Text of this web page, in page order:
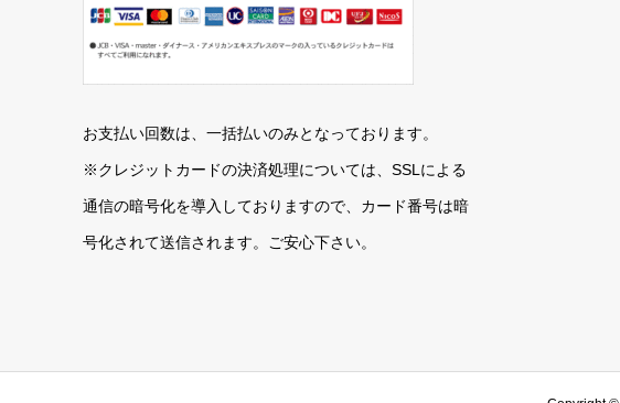
お支払い回数は、一括払いのみとなっております。
※クレジットカードの決済処理については、SSLによる
通信の暗号化を導入しておりますので、カード番号は暗
号化されて送信されます。ご安心下さい。